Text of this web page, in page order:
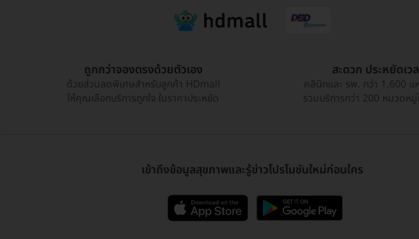
ถูกกว่าจองตรงด้วยตัวเอง
ด้วยส่วนลดพิเศษสำหรับลูกค้า HDmall
ให้คุณเลือกบริการถูกใจ ในราคาประหยัด
สะดวก ประหยัดเว
คลินิกและ รพ. กว่า 1,600 แ
รวมบริการกว่า 200 หมวดหมู่
เข้าถึงข้อมูลสุขภาพและรู้ข่าวโปรโมชันใหม่ก่อนใคร